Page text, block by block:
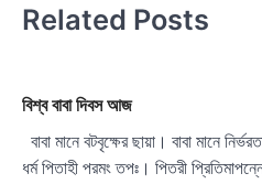
Related Posts
বিশ্ব বাবা দিবস আজ
বাবা মানে বটবৃক্ষের ছায়া। বাবা মানে
ধর্ম পিতাহী পরমং তপঃ। পিতরী